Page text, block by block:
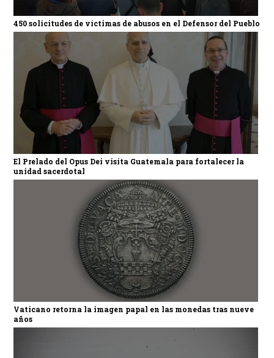
450 solicitudes de víctimas de abusos en el Defensor del Pueblo
El Prelado del Opus Dei visita Guatemala para fortalecer la
unidad sacerdotal
Vaticano retorna la imagen papal en las monedas tras nueve
años